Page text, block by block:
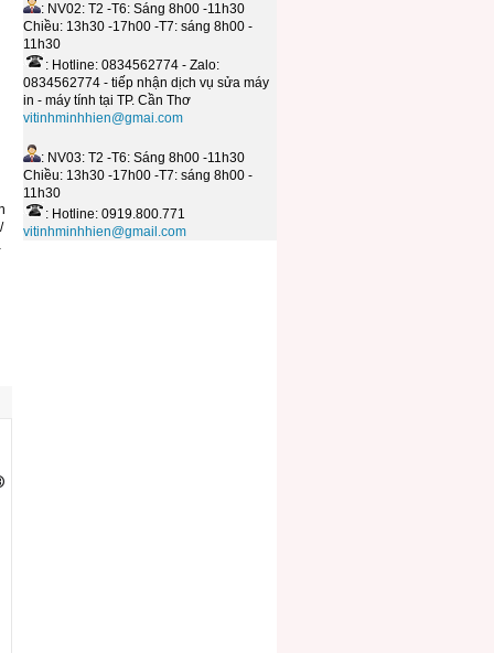
: NV02: T2 -T6: Sáng 8h00 -11h30
Chiều: 13h30 -17h00 -T7: sáng 8h00 -
11h30
: Hotline: 0834562774 - Zalo:
0834562774 - tiếp nhận dịch vụ sửa máy
in - máy tính tại TP. Cần Thơ
vitinhminhhien@gmai.com
: NV03: T2 -T6: Sáng 8h00 -11h30
Chiều: 13h30 -17h00 -T7: sáng 8h00 -
11h30
: Hotline: 0919.800.771
vitinhminhhien@gmail.com